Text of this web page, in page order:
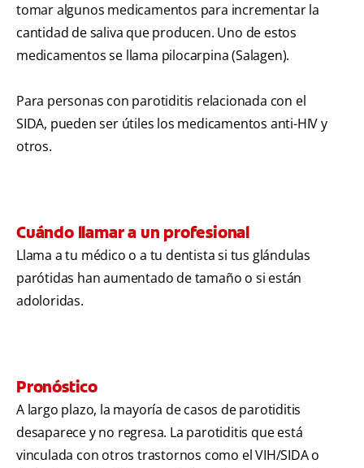
tomar algunos medicamentos para incrementar la
cantidad de saliva que producen. Uno de estos
medicamentos se llama pilocarpina (Salagen).
Para personas con parotiditis relacionada con el
SIDA, pueden ser útiles los medicamentos anti-HIV y
otros.
Cuándo llamar a un profesional
Llama a tu médico o a tu dentista si tus glándulas
parótidas han aumentado de tamaño o si están
adoloridas.
Pronóstico
A largo plazo, la mayoría de casos de parotiditis
desaparece y no regresa. La parotiditis que está
vinculada con otros trastornos como el VIH/SIDA o